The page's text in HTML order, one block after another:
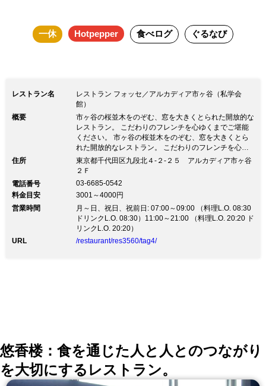
一休 Hotpepper 食べログ ぐるなび
レストラン名
レストラン フォッセ／アルカディア市ヶ谷（私学会
館）
概要
市ヶ谷の桜並木をのぞむ、窓を大きくとられた開放的な
レストラン。 こだわりのフレンチを心ゆくまでご堪能
ください。 市ヶ谷の桜並木をのぞむ、窓を大きくとら
れた開放的なレストラン。 こだわりのフレンチを心ゆ
くまでご堪能ください。●市ヶ谷駅から徒歩2分 ●アルカ
ディア市ヶ谷(私学会館)内にあるフレンチレストランで
ど多様なニーズにお応えします。
住所
東京都千代田区九段北４‐２‐２５ アルカディア市ヶ谷
２Ｆ
電話番号
03-6685-0542
料金目安
3001～4000円
営業時間
月～日、祝日、祝前日: 07:00～09:00 （料理L.O. 08:30
ドリンクL.O. 08:30）11:00～21:00 （料理L.O. 20:20 ド
リンクL.O. 20:20）
URL
/restaurant/res3560/tag4/
悠香楼：食を通じた人と人とのつながり
を大切にするレストラン。